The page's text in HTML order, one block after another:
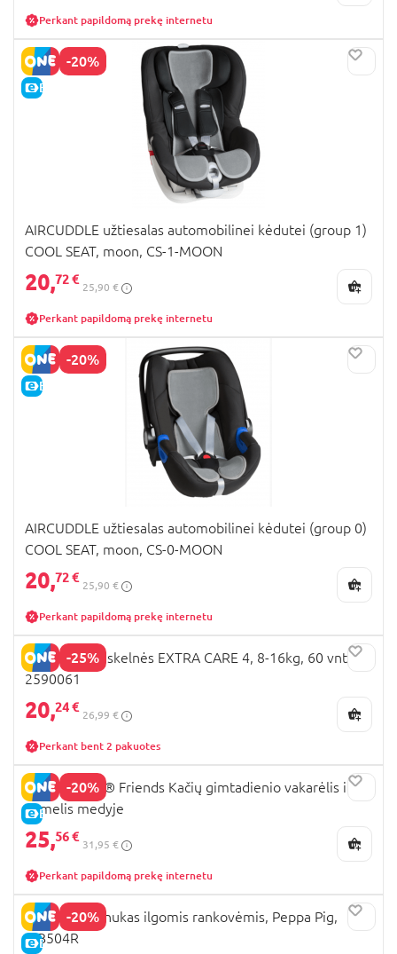
Perkant papildomą prekę internetu
-20%
E-KAINA
AIRCUDDLE užtiesalas automobilinei kėdutei (group 1)
COOL SEAT, moon, CS-1-MOON
20,72 €
25,90 €
Perkant papildomą prekę internetu
-20%
E-KAINA
AIRCUDDLE užtiesalas automobilinei kėdutei (group 0)
COOL SEAT, moon, CS-0-MOON
20,72 €
25,90 €
Perkant papildomą prekę internetu
-25%
HUGGIES sauskelnės EXTRA CARE 4, 8-16kg, 60 vnt.,
2590061
20,24 €
26,99 €
Perkant bent 2 pakuotes
-20%
E-KAINA
42666 LEGO® Friends Kačių gimtadienio vakarėlis ir
namelis medyje
25,56 €
31,95 €
Perkant papildomą prekę internetu
-20%
E-KAINA
BIBADO seilinukas ilgomis rankovėmis, Peppa Pig,
BIB504R